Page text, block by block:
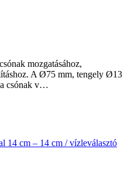
mozgatásához,
A Ø75 mm, tengely Ø13
csónak v…